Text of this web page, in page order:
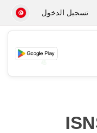
تسجيل الدخول
💖
ISN